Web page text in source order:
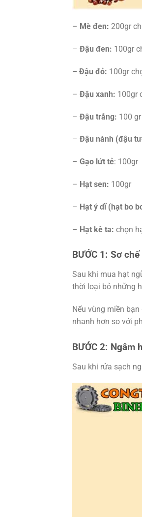
– Mè đen: 200gr
– Đậu đen: 100gr
– Đậu đỏ: 100gr
– Đậu xanh: 100gr
– Đậu trắng: 100
– Đậu nành (đậu
– Gạo lứt tẻ: 100gr
– Hạt sen: 100gr
– Hạt ý dĩ (hạt bo
– Hạt kê ta: chọn
BƯỚC 1: Sơ
Sau khi mua hạt
thời loại bỏ những
Nếu vùng miền
nhanh hơn so với
BƯỚC 2: Ngâm
Sau khi rửa sạch